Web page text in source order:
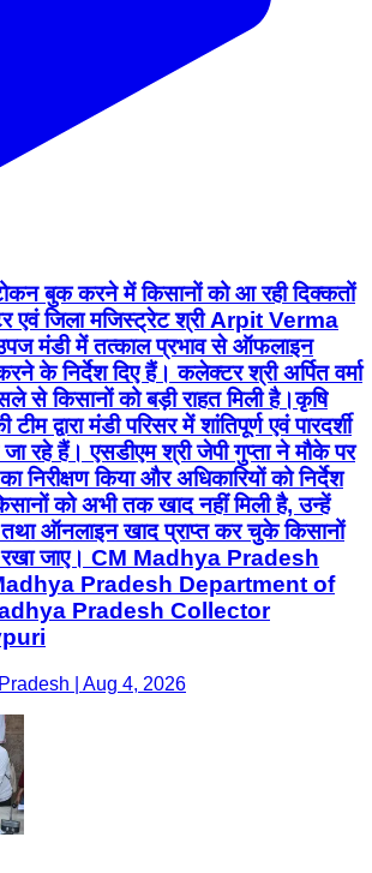
बुक करने में किसानों को आ रही दिक्कतों
एवं जिला मजिस्ट्रेट श्री Arpit Verma
मंडी में तत्काल प्रभाव से ऑफलाइन
के निर्देश दिए हैं। कलेक्टर श्री अर्पित वर्मा
से किसानों को बड़ी राहत मिली है। ​कृषि
द्वारा मंडी परिसर में शांतिपूर्ण एवं पारदर्शी
रहे हैं। एसडीएम श्री जेपी गुप्ता ने मौके पर
निरीक्षण किया और अधिकारियों को निर्देश
को अभी तक खाद नहीं मिली है, उन्हें
तथा ऑनलाइन खाद प्राप्त कर चुके किसानों
रखा जाए। CM Madhya Pradesh
Pradesh Department of
Pradesh Collector
| Aug 4, 2026